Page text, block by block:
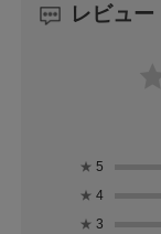
レビュー
★ 5
★ 4
★ 3